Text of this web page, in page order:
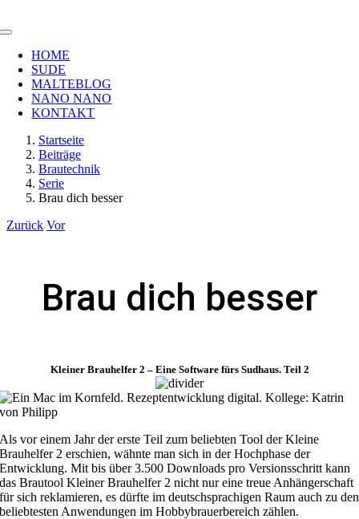
Inhalt
Toggle
Navigation
HOME
SUDE
MALTEBLOG
NANO NANO
KONTAKT
Startseite
Beiträge
Brautechnik
Serie
Brau dich besser
Zurück Vor
Brau dich besser
Klei­ner Brau­hel­fer 2 – Eine Soft­ware fürs Sud­haus. Teil 2
Als vor einem Jahr der erste Teil zum beliebten Tool der Kleine
Brauhelfer 2 erschien, wähnte man sich in der Hochphase der
Entwicklung. Mit bis über 3.500 Downloads pro Versionsschritt kann
das Brautool Kleiner Brauhelfer 2 nicht nur eine treue Anhängerschaft
für sich reklamieren, es dürfte im deutschsprachigen Raum auch zu den
beliebtesten Anwendungen im Hobbybrauerbereich zählen.